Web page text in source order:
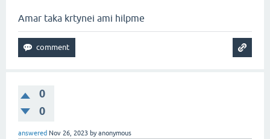
Amar taka krtynei ami hilpme
0
0
answered Nov 26, 2023 byanonymous